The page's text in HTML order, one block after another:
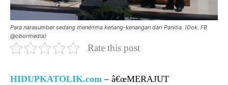
Para narasumber sedang menerima kenang-kenangan dari Panitia. (Dok. FB
@obormedia)
Rate this post
HIDUPKATOLIK.com – â€œMERAJUT